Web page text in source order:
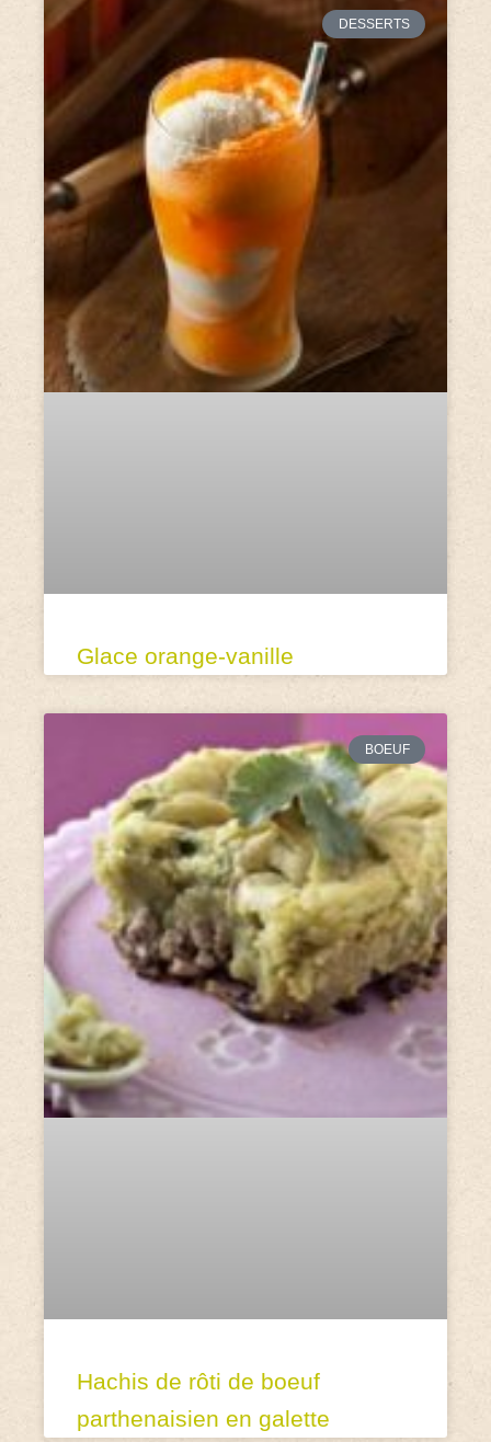
DESSERTS
Glace orange-vanille
BOEUF
Hachis de rôti de boeuf
parthenaisien en galette